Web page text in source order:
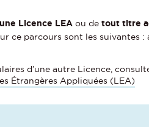
Licence LEA ou de tout titre
ce parcours sont les suivantes
d’une autre Licence,
Étrangères Appliquées (LEA)